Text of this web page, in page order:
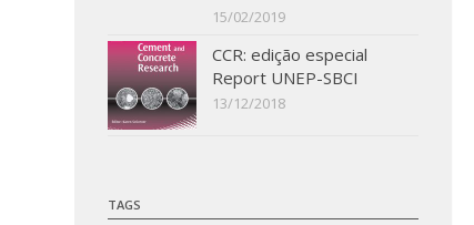
15/02/2019
CCR: edição especial
Report UNEP-SBCI
13/12/2018
TAGS